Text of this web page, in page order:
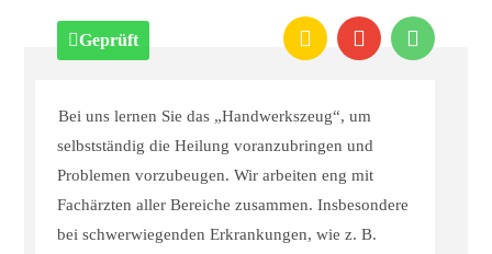
Geprüft
Bei uns lernen Sie das „Handwerkszeug“, um
selbstständig die Heilung voranzubringen und
Problemen vorzubeugen. Wir arbeiten eng mit
Fachärzten aller Bereiche zusammen. Insbesondere
bei schwerwiegenden Erkrankungen, wie z. B.